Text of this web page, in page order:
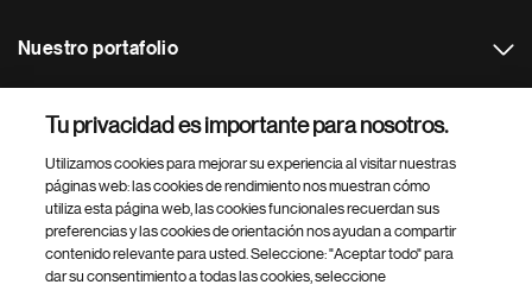
Nuestro portafolio
Footer Site Search
Tu privacidad es importante para nosotros.
Utilizamos cookies para mejorar su experiencia al visitar nuestras
páginas web: las cookies de rendimiento nos muestran cómo
utiliza esta página web, las cookies funcionales recuerdan sus
preferencias y las cookies de orientación nos ayudan a compartir
contenido relevante para usted. Seleccione: "Aceptar todo" para
dar su consentimiento a todas las cookies, seleccione